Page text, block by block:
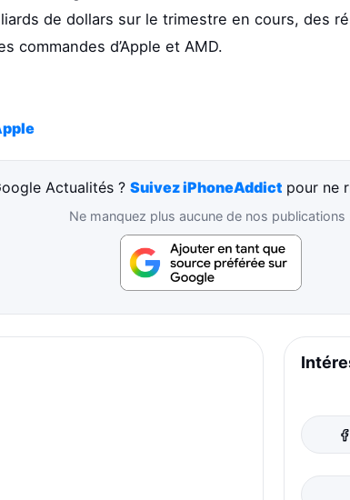
de dollars sur le trimestre en cours, des
commandes d’Apple et AMD.
Actualités ?Suivez iPhoneAddict pour ne
Ne manquez plus aucune de nos publications